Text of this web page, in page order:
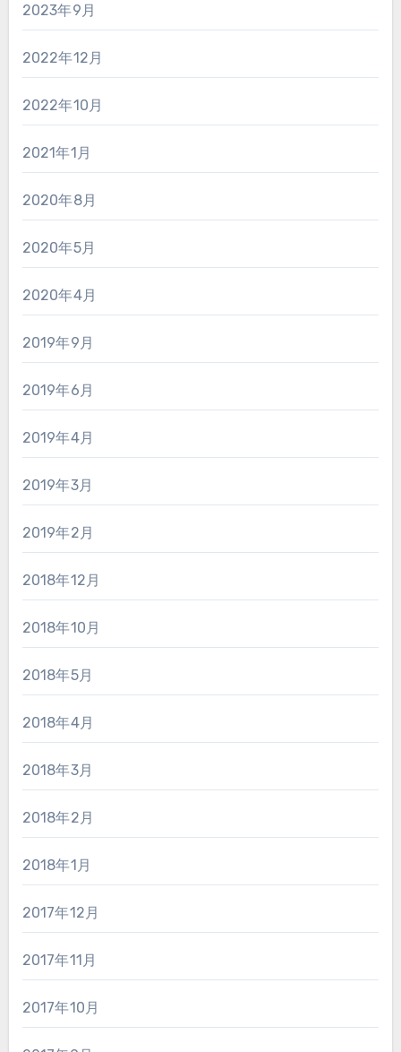
2023年9月
2022年12月
2022年10月
2021年1月
2020年8月
2020年5月
2020年4月
2019年9月
2019年6月
2019年4月
2019年3月
2019年2月
2018年12月
2018年10月
2018年5月
2018年4月
2018年3月
2018年2月
2018年1月
2017年12月
2017年11月
2017年10月